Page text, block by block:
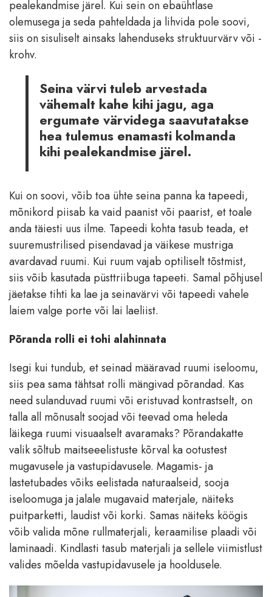
pealekandmise järel. Kui sein on ebaühtlase
olemusega ja seda pahteldada ja lihvida pole soovi,
siis on sisuliselt ainsaks lahenduseks struktuurvärv või -
krohv.
Seina värvi tuleb arvestada
vähemalt kahe kihi jagu, aga
ergumate värvidega saavutatakse
hea tulemus enamasti kolmanda
kihi pealekandmise järel.
Kui on soovi, võib toa ühte seina panna ka tapeedi,
mõnikord piisab ka vaid paanist või paarist, et toale
anda täiesti uus ilme. Tapeedi kohta tasub teada, et
suuremustrilised pisendavad ja väikese mustriga
avardavad ruumi. Kui ruum vajab optiliselt tõstmist,
siis võib kasutada püsttriibuga tapeeti. Samal põhjusel
jäetakse tihti ka lae ja seinavärvi või tapeedi vahele
laiem valge porte või lai laeliist.
Põranda rolli ei tohi alahinnata
Isegi kui tundub, et seinad määravad ruumi iseloomu,
siis pea sama tähtsat rolli mängivad põrandad. Kas
need sulanduvad ruumi või eristuvad kontrastselt, on
talla all mõnusalt soojad või teevad oma heleda
läikega ruumi visuaalselt avaramaks? Põrandakatte
valik sõltub maitseeelistuste kõrval ka ootustest
mugavusele ja vastupidavusele. Magamis- ja
lastetubades võiks eelistada naturaalseid, sooja
iseloomuga ja jalale mugavaid materjale, näiteks
puitparketti, laudist või korki. Samas näiteks köögis
võib valida mõne rullmaterjali, keraamilise plaadi või
laminaadi. Kindlasti tasub materjali ja sellele viimistlust
valides mõelda vastupidavusele ja hooldusele.